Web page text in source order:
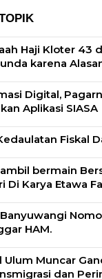
Haji Kloter 43
karena
Digital,
Aplikasi SIASA
Fiskal
bermain
Di Karya Etawa
HAM.
Ulum Muncar
dan